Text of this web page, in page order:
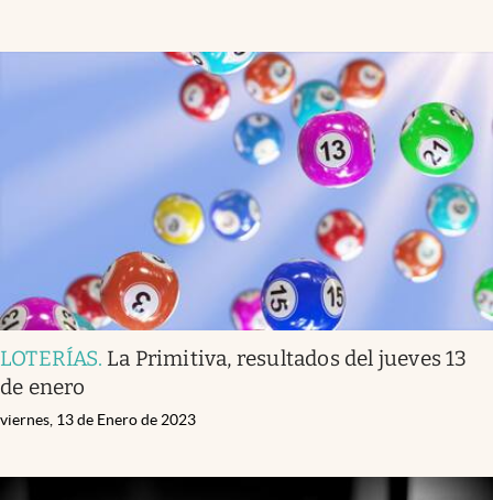
LOTERÍAS. La Primitiva, resultados del jueves 13
de enero
viernes, 13 de Enero de 2023